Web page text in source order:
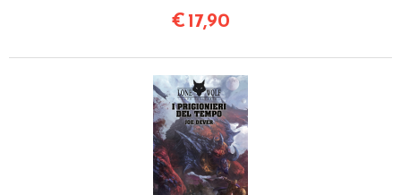
€ 17,90